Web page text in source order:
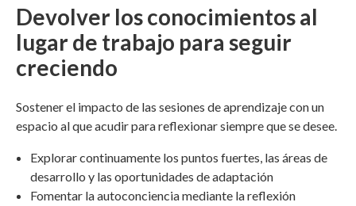
Devolver los conocimientos al
lugar de trabajo para seguir
creciendo
Sostener el impacto de las sesiones de aprendizaje con un
espacio al que acudir para reflexionar siempre que se desee.
Explorar continuamente los puntos fuertes, las áreas de
desarrollo y las oportunidades de adaptación
Fomentar la autoconciencia mediante la reflexión